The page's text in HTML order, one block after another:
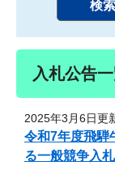
入札公告
2025年3月6日更
令和7年度飛騨
る一般競争入